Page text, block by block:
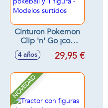
Cinturon Pokemon
Clip 'n' Go ¡con
capacidad para 6
pokeballs! incluye
figura - Modelos
surtidos
4 años 29,95 €
NOVEDAD